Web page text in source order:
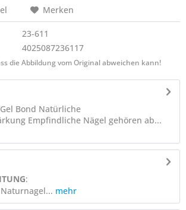
Merken
23-611
4025087236117
die Abbildung vom Original abweichen kann!
Bond Natürliche
Empfindliche Nägel gehören ab...
:
mehr